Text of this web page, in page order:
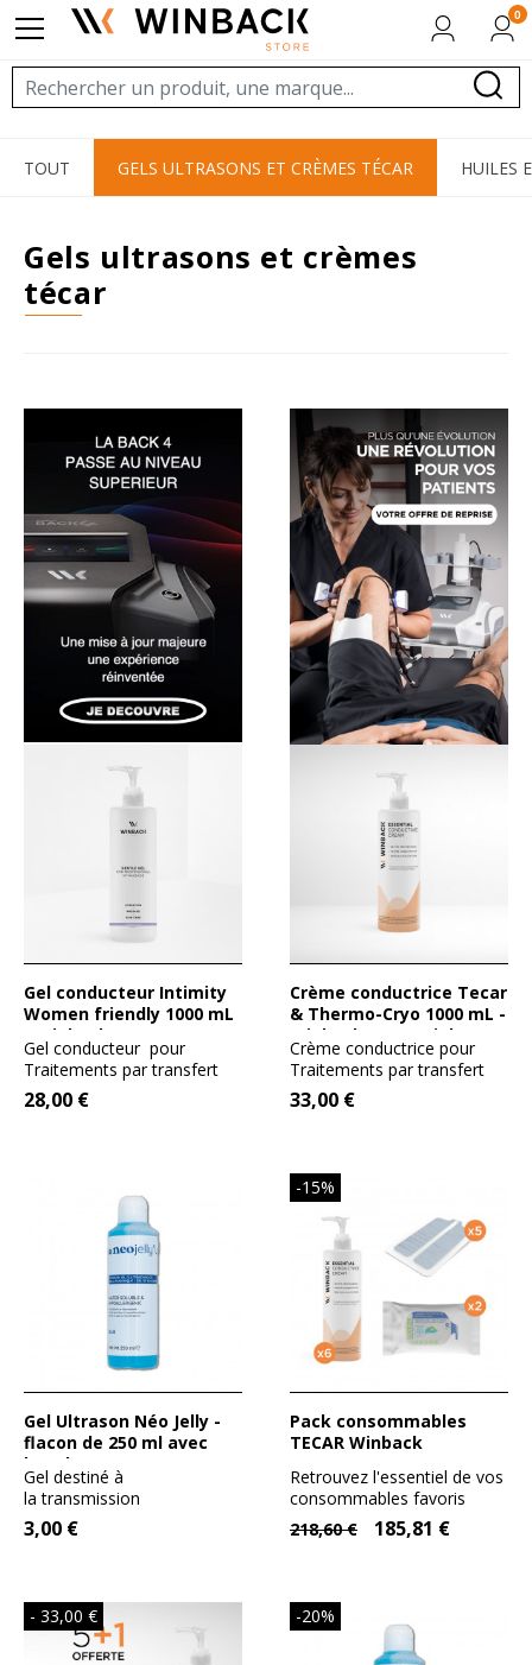
TOUT GELS ULTRASONS ET CRÈMES TÉCAR HUILES
gels ultrasons et crèmes
técar
Gel conducteur Intimity
Women friendly 1000 mL
- Winback
Gel conducteur pour
Traitements par transfert
d’Energie Capacitive et...
28,00 €
Crème conductrice Tecar
& Thermo-Cryo 1000 mL -
Winback (Essential
Conductive Cream for
professionnal HF
massage)
Crème conductrice pour
Traitements par transfert
d’Energie Capacitive et...
33,00 €
Gel Ultrason Néo Jelly -
flacon de 250 ml avec
bouchon verseur
Gel destiné à
la transmission
ultrasonique, il peut aussi
bien être utilisé...
3,00 €
-15%
Pack consommables
TECAR Winback
Retrouvez l'essentiel de vos
consommables favoris
WINBACK dans ce pack à...
218,60 € 185,81 €
- 33,00 € -20%
0